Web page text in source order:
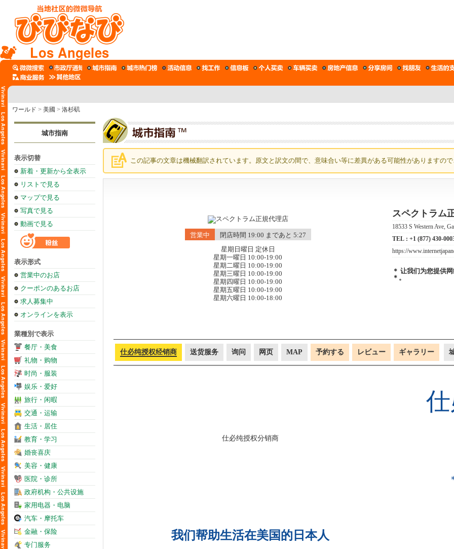
Los Angeles
ワールド > 美國 > 洛杉矶
城市指南
表示切替
新着・更新から全表示
リストで見る
マップで見る
写真で見る
動画で見る
表示形式
営業中のお店
クーポンのあるお店
求人募集中
オンラインを表示
業種別で表示
餐厅・美食
礼物・购物
时尚・服装
娱乐・爱好
旅行・闲暇
交通・运输
生活・居住
教育・学习
婚丧喜庆
美容・健康
医院・诊所
政府机构・公共设施
家用电器・电脑
汽车・摩托车
金融・保险
专门服务
この記事の文章は機械翻訳されています。原文と訳文の間で、意味合い等に差異がある可能性がありますので
営業中
閉店時間 19:00 まであと 5:27
星期日曜日 定休日
星期一曜日 10:00-19:00
星期二曜日 10:00-19:00
星期三曜日 10:00-19:00
星期四曜日 10:00-19:00
星期五曜日 10:00-19:00
星期六曜日 10:00-18:00
スペクトラム
18533 S Western Ave,
TEL : +1 (877) 430-
https://
＊ 让我们为您提供
＊。
仕必纯授权经销商 送货服务 询问 网页 MAP 予約する レビュー ギャラリー
我们帮助生活在美国的日本人